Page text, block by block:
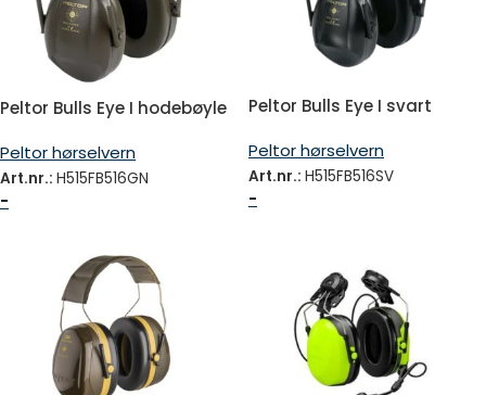
Peltor Bulls Eye I hodebøyle
Peltor hørselvern
Art.nr.: H515FB516GN
-
Peltor Bulls Eye I svart
Peltor hørselvern
Art.nr.: H515FB516SV
-